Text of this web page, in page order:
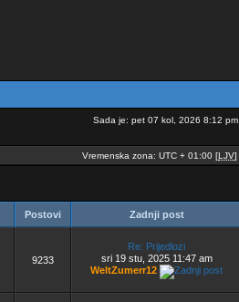
Sada je: pet 07 kol, 2026 8:12 pm.
Vremenska zona: UTC + 01:00 [LJV]
Postovi Zadnji post
9233
Re: Prijedlozi
sri 19 stu, 2025 11:47 am
WeltZumerr12